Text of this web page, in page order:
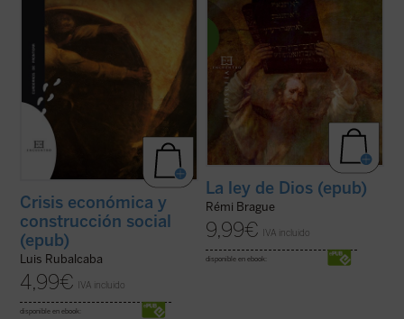
Crisis económica y
construcción social
(epub)
Luis Rubalcaba
4,99€ IVA incluido
disponible en ebook:
La ley de Dios (epub)
Rémi Brague
9,99€ IVA incluido
disponible en ebook: